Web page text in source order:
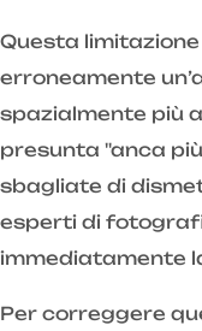
Questa
erroneamente
spazialmente più
presunta "anca
sbagliate di
esperti di
immediatamente
Per correggere